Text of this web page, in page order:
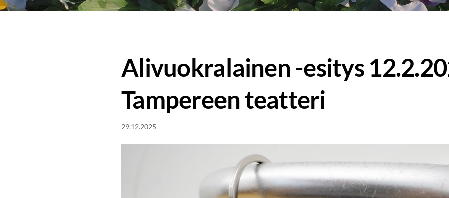
Alivuokralainen -esitys
Tampereen teatteri
29.12.2025